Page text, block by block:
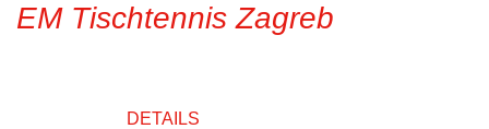
EM Tischtennis Zagreb
DETAILS